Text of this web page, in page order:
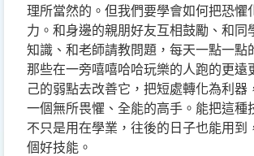
理所當然的。但我們要學會如何把恐懼
力。和身邊的親朋好友互相鼓勵、和同
知識、和老師請教問題，每天一點一點
那些在一旁嘻嘻哈哈玩樂的人跑的更遠
己的弱點去改善它，把短處轉化為利器
一個無所畏懼、全能的高手。能把這種
不只是用在學業，往後的日子也能用到
個好技能。